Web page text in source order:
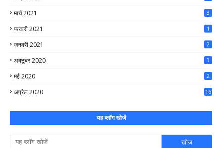
मार्च 2021 3
फ़रवरी 2021 1
जनवरी 2021 2
अक्टूबर 2020 3
मई 2020 2
अप्रैल 2020 16
यह ब्लॉग खोजें